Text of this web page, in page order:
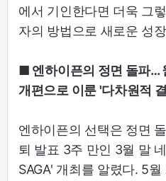
에서 기인한다면 더욱 그
자의 방법으로 새로운 성
■ 엔하이픈의 정면 돌파…
개편으로 이룬 '다차원적
엔하이픈의 선택은 정면
퇴 발표 3주 만인 3월 말
SAGA' 개최를 알렸다. 5